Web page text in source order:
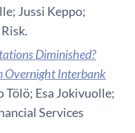
Jussi Keppo;
Diminished?
Overnight Interbank
Tölö; Esa Jokivuolle;
Services